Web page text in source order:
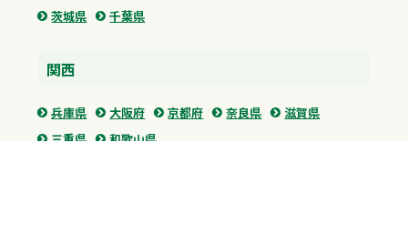
茨城県
千葉県
関西
兵庫県 大阪府 京都府 奈良県
滋賀県
三重県
和歌山県